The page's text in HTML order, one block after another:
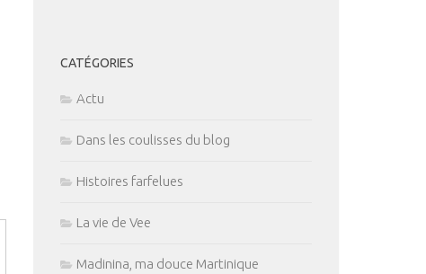
CATÉGORIES
Actu
Dans les coulisses du blog
Histoires farfelues
La vie de Vee
Madinina, ma douce Martinique